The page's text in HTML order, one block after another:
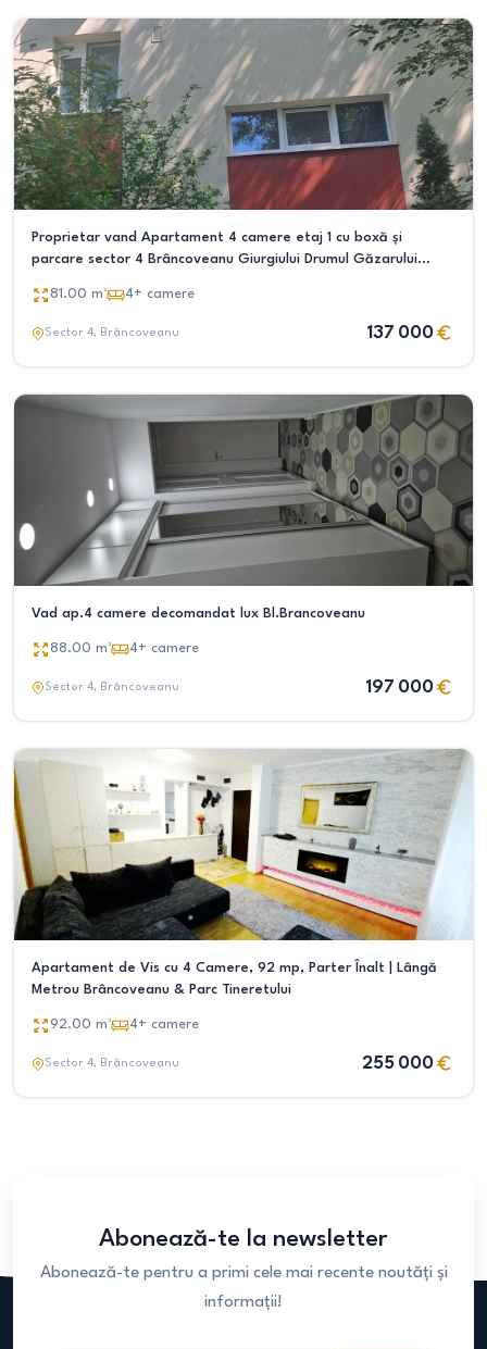
Proprietar vand Apartament 4 camere etaj 1 cu boxă și
parcare sector 4 Brâncoveanu Giurgiului Drumul Găzarului
81.00 m² 4+ camere
Sector 4, Brâncoveanu 137 000
Vad ap.4 camere decomandat lux Bl.Brancoveanu
88.00 m² 4+ camere
Sector 4, Brâncoveanu 197 000
Apartament de Vis cu 4 Camere, 92 mp, Parter Înalt | Lângă
Metrou Brâncoveanu & Parc Tineretului
92.00 m² 4+ camere
Sector 4, Brâncoveanu 255 000
Abonează-te la newsletter
Abonează-te pentru a primi cele mai recente noutăți și
informații!